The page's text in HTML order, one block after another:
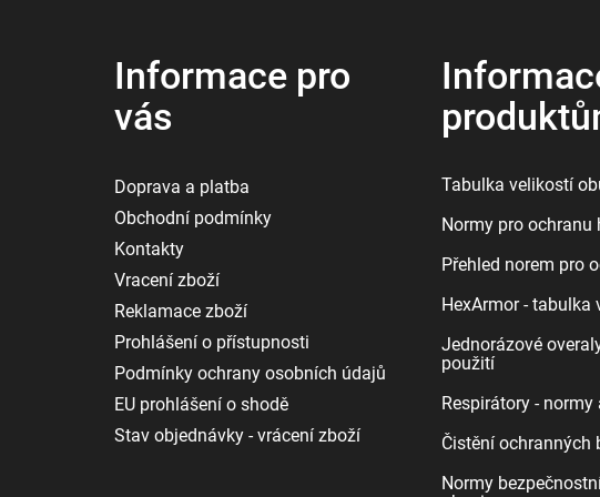
Informace pro
vás
Doprava a platba
Obchodní podmínky
Kontakty
Vracení zboží
Reklamace zboží
Prohlášení o přístupnosti
Podmínky ochrany osobních údajů
EU prohlášení o shodě
Stav objednávky - vrácení zboží
Tabulka velikostí
Normy pro ochranu
Přehled norem pro
HexArmor - tabulka
Jednorázové
použití
Respirátory -
Čistění ochranných
Normy